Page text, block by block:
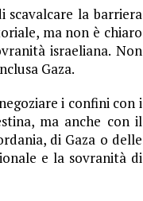
scavalcare la barriera
ma non è chiaro
israeliana. Non
Gaza.
i confini con i
ma anche con il
di Gaza o delle
e la sovranità di